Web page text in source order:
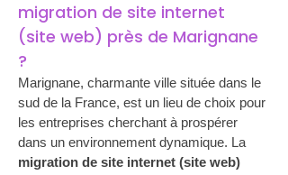
migration de site internet
(site web) près de Marignane
?
Marignane, charmante ville située dans le
sud de la France, est un lieu de choix pour
les entreprises cherchant à prospérer
dans un environnement dynamique. La
migration de site internet (site web)